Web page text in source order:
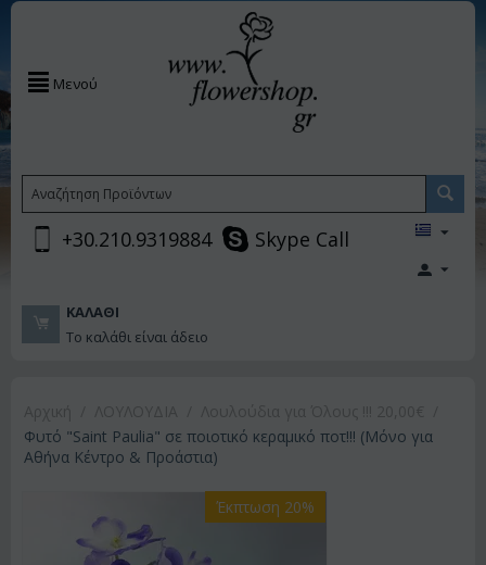
Μενού
+30.210.9319884 Skype Call
ΚΑΛΆΘΙ
Το καλάθι είναι άδειο
Φυτό "Saint Paulia" σε ποιοτικό κεραμικό ποτ!!! (Μόνο για
Αθήνα Κέντρο & Προάστια)
Έκπτωση 20%